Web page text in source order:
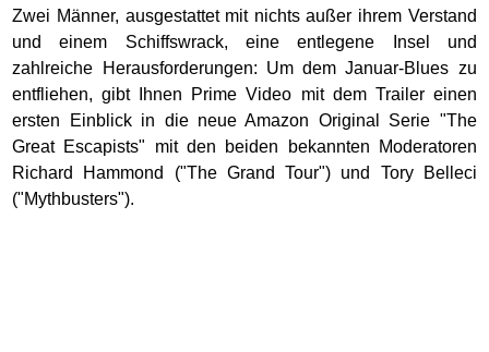
Zwei Männer, ausgestattet mit nichts außer ihrem Verstand
und einem Schiffswrack, eine entlegene Insel und
zahlreiche Herausforderungen: Um dem Januar-Blues zu
entfliehen, gibt Ihnen Prime Video mit dem Trailer einen
ersten Einblick in die neue Amazon Original Serie "The
Great Escapists" mit den beiden bekannten Moderatoren
Richard Hammond ("The Grand Tour") und Tory Belleci
("Mythbusters").